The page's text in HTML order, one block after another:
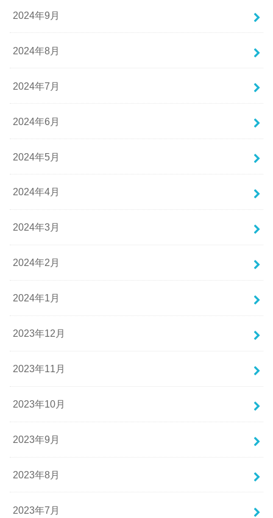
2024年9月
2024年8月
2024年7月
2024年6月
2024年5月
2024年4月
2024年3月
2024年2月
2024年1月
2023年12月
2023年11月
2023年10月
2023年9月
2023年8月
2023年7月